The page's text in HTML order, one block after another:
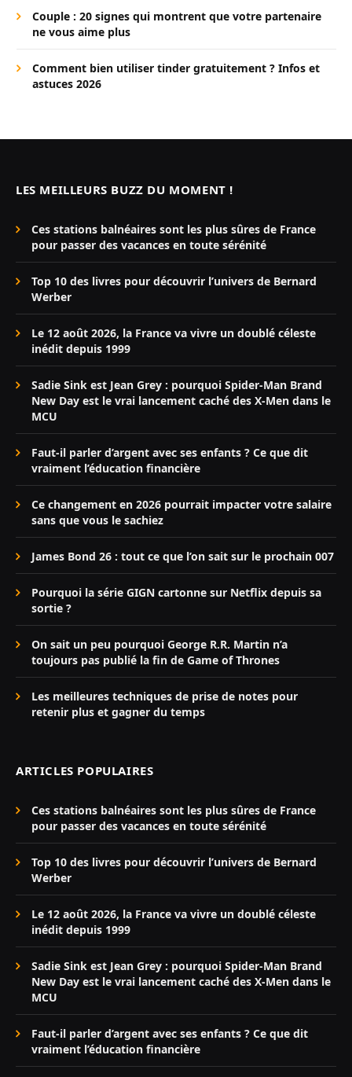
Couple : 20 signes qui montrent que votre partenaire
ne vous aime plus
Comment bien utiliser tinder gratuitement ? Infos et
astuces 2026
LES MEILLEURS BUZZ DU MOMENT !
Ces stations balnéaires sont les plus sûres de France
pour passer des vacances en toute sérénité
Top 10 des livres pour découvrir l’univers de Bernard
Werber
Le 12 août 2026, la France va vivre un doublé céleste
inédit depuis 1999
Sadie Sink est Jean Grey : pourquoi Spider-Man Brand
New Day est le vrai lancement caché des X-Men dans le
MCU
Faut-il parler d’argent avec ses enfants ? Ce que dit
vraiment l’éducation financière
Ce changement en 2026 pourrait impacter votre salaire
sans que vous le sachiez
James Bond 26 : tout ce que l’on sait sur le prochain 007
Pourquoi la série GIGN cartonne sur Netflix depuis sa
sortie ?
On sait un peu pourquoi George R.R. Martin n’a
toujours pas publié la fin de Game of Thrones
Les meilleures techniques de prise de notes pour
retenir plus et gagner du temps
ARTICLES POPULAIRES
Ces stations balnéaires sont les plus sûres de France
pour passer des vacances en toute sérénité
Top 10 des livres pour découvrir l’univers de Bernard
Werber
Le 12 août 2026, la France va vivre un doublé céleste
inédit depuis 1999
Sadie Sink est Jean Grey : pourquoi Spider-Man Brand
New Day est le vrai lancement caché des X-Men dans le
MCU
Faut-il parler d’argent avec ses enfants ? Ce que dit
vraiment l’éducation financière